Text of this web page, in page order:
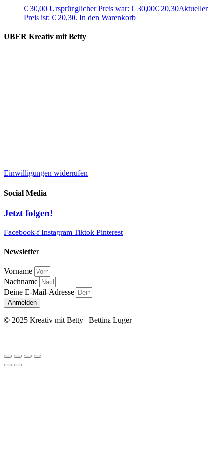
€30,00 Ursprünglicher Preis war: € 30,00€ 20,30Aktueller
Preis ist: € 20,30. In den Warenkorb
ÜBER Kreativ mit Betty
Einwilligungen widerrufen
Social Media
Jetzt folgen!
Facebook-f Instagram Tiktok Pinterest
Newsletter
Vorname
Nachname
Deine E-Mail-Adresse
Anmelden
© 2025 Kreativ mit Betty | Bettina Luger